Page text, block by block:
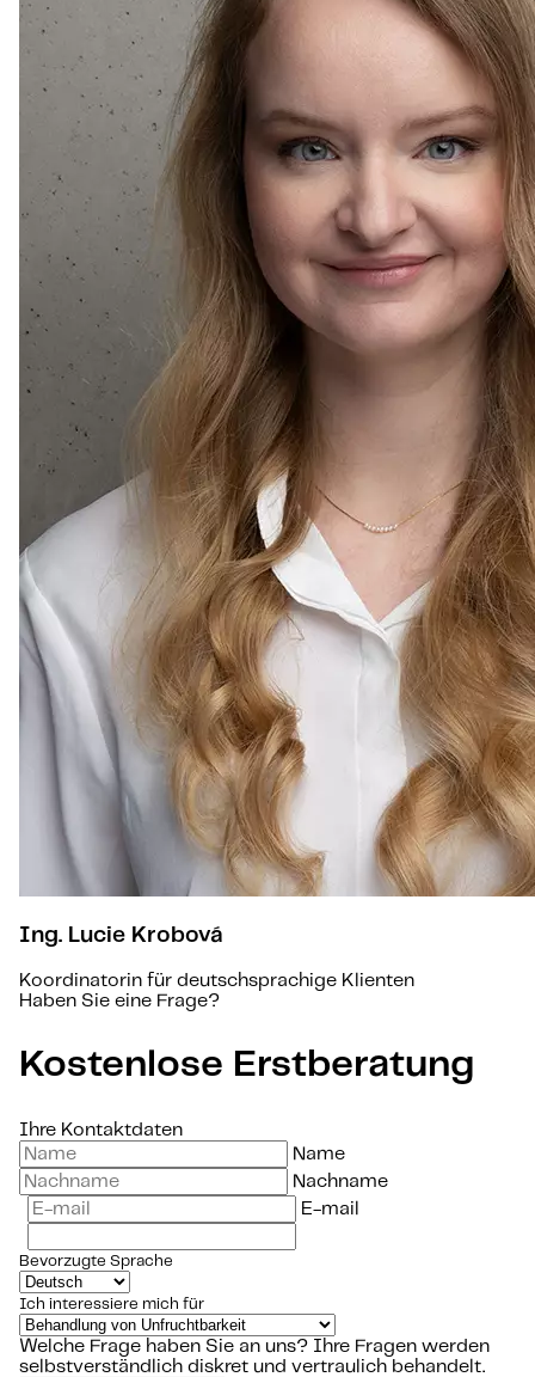
Ing. Lucie Krobová
Koordinatorin für deutschsprachige Klienten
Haben Sie eine Frage?
Kostenlose Erstberatung
Ihre Kontaktdaten
Name
Nachname
E-mail
Bevorzugte Sprache
Ich interessiere mich für
Welche Frage haben Sie an uns?
Ihre Fragen werden
selbstverständlich diskret und vertraulich behandelt.